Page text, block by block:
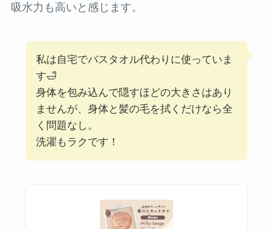
吸水力も高いと感じます。
私は自宅でバスタオル代わりに使っていま
す🛁
身体を包み込んで隠すほどの大きさはあり
ませんが、身体と髪の毛を拭くだけなら全
く問題なし。
洗濯もラクです！